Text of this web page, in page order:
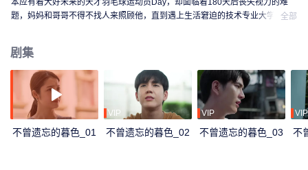
本应有着大好未来的天才羽毛球运动员Day，却面临着180天后丧失视力的难
题，妈妈和哥哥不得不找人来照顾他，直到遇上生活窘迫的技术专业大学生全部
剧集
不曾遗忘的暮色_01
VIP
不曾遗忘的暮色_02
VIP
不曾遗忘的暮色_03
VIP
不